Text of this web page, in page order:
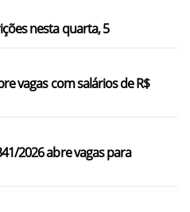
nesta quarta, 5
vagas com salários de R$
2026 abre vagas para